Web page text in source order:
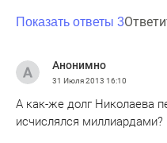
Показать ответы 3
Анонимно
31 Июля 2013 16:10
А как-же долг Николаева
исчислялся миллиардами?